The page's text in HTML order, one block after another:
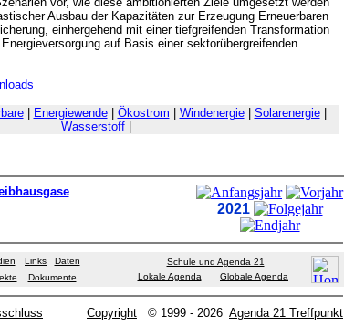
Ausbau der Kapazitäten zur Erzeugung Erneuerbaren
einhergehend mit einer tiefgreifenden Transformation
auf Basis einer sektorübergreifenden
| Energiewende| Ökostrom Windenergie| Solarenergie|
Wasserstoff|
2021
Links
Daten
Dokumente
Schule und Agenda 21
Lokale Agenda
Globale Agenda
Copyright © 1999 - 2026 Agenda 21 Treffpunkt